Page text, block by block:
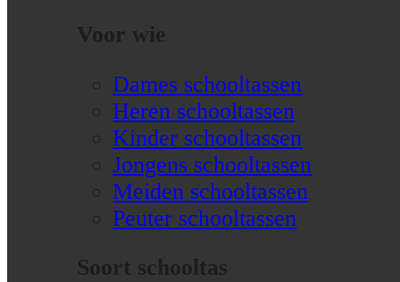
Voor wie
Dames schooltassen
Heren schooltassen
Kinder schooltassen
Jongens schooltassen
Meiden schooltassen
Peuter schooltassen
Soort schooltas